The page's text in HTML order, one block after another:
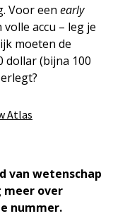
Voor een early
accu – leg je
moeten de
dollar (bijna 100
Atlas
van wetenschap
meer over
nummer.